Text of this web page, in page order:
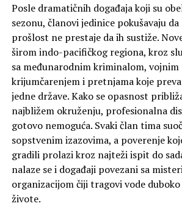
Posle dramatičnih događaja koji su
sezonu, članovi jedinice pokušavaju
prošlost ne prestaje da ih sustiže.
širom indo-pacifičkog regiona, kroz
sa međunarodnim kriminalom, vojnim
krijumčarenjem i pretnjama koje
jedne države. Kako se opasnost
najbližem okruženju, profesionalna
gotovo nemoguća. Svaki član tima
sopstvenim izazovima, a poverenje
gradili prolazi kroz najteži ispit do
nalaze se i događaji povezani sa
organizacijom čiji tragovi vode
živote.